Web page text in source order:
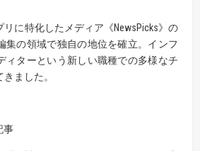
リに特化したメディア《NewsPicks》の
集の領域で独自の地位を確立。インフ
ィターという新しい職種での多様なチ
ました。
事